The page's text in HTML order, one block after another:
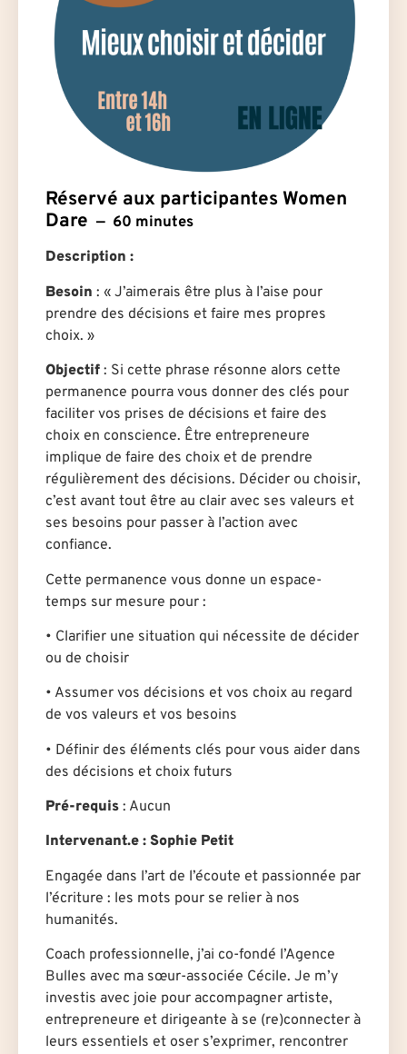
Réservé aux participantes Women
Dare
60 minutes
Description :
Besoin : « J’aimerais être plus à l’aise pour
prendre des décisions et faire mes propres
choix. »
Objectif : Si cette phrase résonne alors cette
permanence pourra vous donner des clés pour
faciliter vos prises de décisions et faire des
choix en conscience. Être entrepreneure
implique de faire des choix et de prendre
régulièrement des décisions. Décider ou choisir,
c’est avant tout être au clair avec ses valeurs et
ses besoins pour passer à l’action avec
confiance.
Cette permanence vous donne un espace-
temps sur mesure pour :
• Clarifier une situation qui nécessite de décider
ou de choisir
• Assumer vos décisions et vos choix au regard
de vos valeurs et vos besoins
• Définir des éléments clés pour vous aider dans
des décisions et choix futurs
Pré-requis : Aucun
Intervenant.e : Sophie Petit
Engagée dans l’art de l’écoute et passionnée par
l’écriture : les mots pour se relier à nos
humanités.
Coach professionnelle, j’ai co-fondé l’Agence
Bulles avec ma sœur-associée Cécile. Je m’y
investis avec joie pour accompagner artiste,
entrepreneur·e et dirigeant·e à se (re)connecter à
leurs essentiels et oser s’exprimer, rencontrer